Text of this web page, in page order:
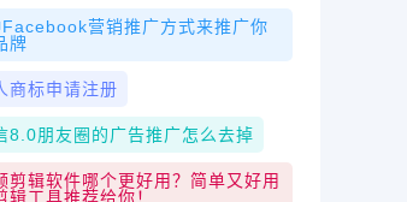
营销推广方式来推广你
牌
商标申请注册
8.0朋友圈的广告推广怎么去掉
剪辑软件哪个更好用？简单又好用
辑工具推荐给你！